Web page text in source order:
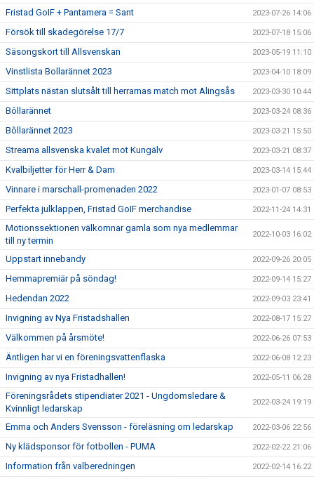
Fristad GoIF + Pantamera = Sant 2023-07-26 14:06
Försök till skadegörelse 17/7 2023-07-18 15:06
Säsongskort till Allsvenskan 2023-05-19 11:10
Vinstlista Bollarännet 2023 2023-04-10 18:09
Sittplats nästan slutsålt till herrarnas match mot Alingsås 2023-03-30 10:44
Bôllarännet 2023-03-24 08:36
Bôllarännet 2023 2023-03-21 15:50
Streama allsvenska kvalet mot Kungälv 2023-03-21 08:37
Kvalbiljetter för Herr & Dam 2023-03-14 15:44
Vinnare i marschall-promenaden 2022 2023-01-07 08:53
Perfekta julklappen, Fristad GoIF merchandise 2022-11-24 14:31
Motionssektionen välkomnar gamla som nya medlemmar
till ny termin
2022-10-03 16:02
Uppstart innebandy 2022-09-26 20:05
Hemmapremiär på söndag! 2022-09-14 15:27
Hedendan 2022 2022-09-03 23:41
Invigning av Nya Fristadshallen 2022-08-17 15:27
Välkommen på årsmöte! 2022-06-26 07:53
Äntligen har vi en föreningsvattenflaska 2022-06-08 12:23
Invigning av nya Fristadhallen! 2022-05-11 06:28
Föreningsrådets stipendiater 2021 - Ungdomsledare &
Kvinnligt ledarskap
2022-03-24 19:19
Emma och Anders Svensson - föreläsning om ledarskap 2022-03-06 22:56
Ny klädsponsor för fotbollen - PUMA 2022-02-22 21:06
Information från valberedningen 2022-02-14 16:22